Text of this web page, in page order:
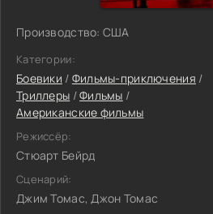
Производство: США
Категории:
Боевики / Фильмы-приключения /
Триллеры /Фильмы /
Американские фильмы
Режиссёр:
Стюарт Бейрд
Сценарий:
Джим Томас, Джон Томас